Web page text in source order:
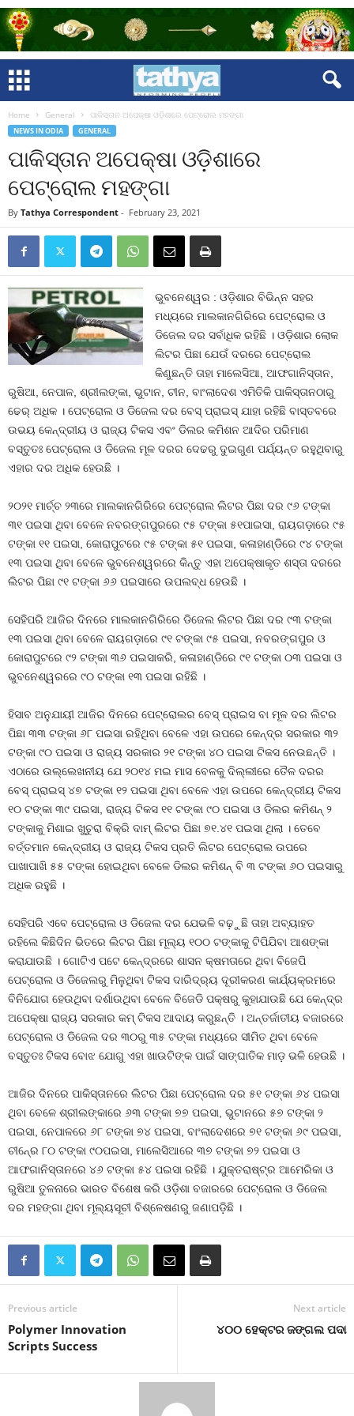
Home General ପାକିସ୍ତାନ ଅପେକ୍ଷା ଓଡ଼ିଶାରେ ପେଟ୍ରୋଲ ମହଙ୍ଗା
NEWS IN ODIA GENERAL
ପାକିସ୍ତାନ ଅପେକ୍ଷା ଓଡ଼ିଶାରେ
ପେଟ୍ରୋଲ ମହଙ୍ଗା
By Tathya Correspondent - February 23, 2021
ଭୁବନେଶ୍ୱର : ଓଡ଼ିଶାର ବିଭିନ୍ନ ସହର
ମଧ୍ୟରେ ମାଲକାନଗିରିରେ ପେଟ୍ରୋଲ ଓ
ଡିଜେଲ ଦର ସର୍ବାଧିକ ରହିଛି । ଓଡ଼ିଶାର ଲୋକ
ଲିଟର ପିଛା ଯେଉଁ ଦରରେ ପେଟ୍ରୋଲ
କିଣୁଛନ୍ତି ତାହା ମାଲେସିଆ, ଆଫଗାନିସ୍ତାନ,
ରୁଷିଆ, ନେପାଳ, ଶ୍ରୀଲଙ୍କା, ଭୁଟାନ, ଚୀନ, ବାଂଲାଦେଶ ଏମିତିକି ପାକିସ୍ତାନଠାରୁ
ଢେର୍‍ ଅଧିକ । ପେଟ୍ରୋଲ ଓ ଡିଜେଲ ଦର ବେସ୍‍ ପ୍ରାଇସ୍‍ ଯାହା ରହିଛି ବାସ୍ତବରେ
ଉଭୟ କେନ୍ଦ୍ରୀୟ ଓ ରାଜ୍ୟ ଟିକସ ଏବଂ ଡିଲର କମିଶନ ଆଦିର ପରିମାଣ
ବସ୍ତୁତଃ ପେଟ୍ରୋଲ ଓ ଡିଜେଲ ମୂଳ ଦରର ଦେଢରୁ ଦୁଇଗୁଣ ପର୍ଯ୍ୟନ୍ତ ରହୁଥିବାରୁ
ଏହାର ଦର ଅଧିକ ହେଉଛି ।
୨୦୨୧ ମାର୍ଚ୍ଚ ୨୩ରେ ମାଲକାନଗିରିରେ ପେଟ୍ରୋଲ ଲିଟର ପିଛା ଦର ୯୬ ଟଙ୍କା
୩୧ ପଇସା ଥିବା ବେଳେ ନବରଙ୍ଗପୁରରେ ୯୫ ଟଙ୍କା ୫୧ପାଇସା, ରାୟଗଡ଼ାରେ ୯୫
ଟଙ୍କା ୧୧ ପଇସା, କୋରାପୁଟରେ ୯୫ ଟଙ୍କା ୫୧ ପଇସା, କଳାହାଣ୍ଡିରେ ୯୪ ଟଙ୍କା
୧୩ ପଇସା ଥିବା ବେଳେ ଭୁବନେଶ୍ୱରରେ କିନ୍ତୁ ଏହା ଅପେକ୍ଷାକୃତ ଶସ୍ତା ଦରରେ
ଲିଟର ପିଛା ୯୧ ଟଙ୍କା ୬୬ ପଇସାରେ ଉପଲବ୍ଧ ହେଉଛି ।
ସେହିପରି ଆଜିର ଦିନରେ ମାଲକାନଗିରିରେ ଡିଜେଲ ଲିଟର ପିଛା ଦର ୯୩ ଟଙ୍କା
୧୩ ପଇସା ଥିବା ବେଳେ ରାୟଗଡ଼ାରେ ୯୧ ଟଙ୍କା ୯୫ ପଇସା, ନବରଙ୍ଗପୁର ଓ
କୋରାପୁଟରେ ୯୨ ଟଙ୍କା ୩୬ ପଇସାକରି, କଳାହାଣ୍ଡିରେ ୯୧ ଟଙ୍କା ୦୩ ପଇସା ଓ
ଭୁବନେଶ୍ୱରରେ ୯୦ ଟଙ୍କା ୧୩ ପଇସା ରହିଛି ।
ହିସାବ ଅନୁଯାୟୀ ଆଜିର ଦିନରେ ପେଟ୍ରୋଲର ବେସ୍‍ ପ୍ରାଇସ ବା ମୂଳ ଦର ଲିଟର
ପିଛା ୩୩ ଟଙ୍କା ୬୮ ପଇସା ରହିଥିବା ବେଳେ ଏହା ଉପରେ କେନ୍ଦ୍ର ସରକାର ୩୨
ଟଙ୍କା ୯୦ ପଇସା ଓ ରାଜ୍ୟ ସରକାର ୨୧ ଟଙ୍କା ୪୦ ପଇସା ଟିକସ ନେଉଛନ୍ତି ।
ଏଠାରେ ଉଲ୍ଲେଖନୀୟ ଯେ ୨୦୧୪ ମଇ ମାସ ବେଳକୁ ଦିଲ୍ଲୀରେ ତୈଳ ଦରର
ବେସ୍‍ ପ୍ରାଇସ୍‍ ୪୭ ଟଙ୍କା ୧୨ ପଇସା ଥିବା ବେଳେ ଏହା ଉପରେ କେନ୍ଦ୍ରୀୟ ଟିକସ
୧୦ ଟଙ୍କା ୩୯ ପଇସା, ରାଜ୍ୟ ଟିକସ ୧୧ ଟଙ୍କା ୯୦ ପଇସା ଓ ଡିଲର କମିଶନ୍‍ ୨
ଟଙ୍କାକୁ ମିଶାଇ ଖୁଚୁରା ବିକ୍ରି ଦାମ୍‍ ଲିଟର ପିଛା ୭୧.୪୧ ପଇସା ଥିଲା । ତେବେ
ବର୍ତ୍ତମାନ କେନ୍ଦ୍ରୀୟ ଓ ରାଜ୍ୟ ଟିକସ ପ୍ରତି ଲିଟର ପେଟ୍ରୋଲ ଉପରେ
ପାଖାପାଖି ୫୫ ଟଙ୍କା ହୋଇଥିବା ବେଳେ ଡିଲର କମିଶନ୍‍ ବି ୩ ଟଙ୍କା ୬୦ ପଇସାରୁ
ଅଧିକ ରହୁଛି ।
ସେହିପରି ଏବେ ପେଟ୍ରୋଲ ଓ ଡିଜେଲ ଦର ଯେଭଳି ବଢ଼ୁଛି ତାହା ଅବ୍ୟାହତ
ରହିଲେ କିଛିଦିନ ଭିତରେ ଲିଟର ପିଛା ମୂଲ୍ୟ ୧୦୦ ଟଙ୍କାକୁ ଟିପିଯିବା ଆଶଙ୍କା
କରାଯାଉଛି । ଗୋଟିଏ ପଟେ କେନ୍ଦ୍ରରେ ଶାସନ କ୍ଷମତାରେ ଥିବା ବିଜେପି
ପେଟ୍ରୋଲ ଓ ଡିଜେଲରୁ ମିଳୁଥିବା ଟିକସ ଦାରିଦ୍ର‌୍ୟ ଦୂରୀକରଣ କାର୍ଯ୍ୟକ୍ରମରେ
ବିନିଯୋଗ ହେଉଥିବା ଦର୍ଶାଉଥିବା ବେଳେ ବିଜେଡି ପକ୍ଷରୁ କୁହାଯାଉଛି ଯେ କେନ୍ଦ୍ର
ଅପେକ୍ଷା ରାଜ୍ୟ ସରକାର କମ୍‍ ଟିକସ ଆଦାୟ କରୁଛନ୍ତି । ଅନ୍ତର୍ଜାତୀୟ ବଜାରରେ
ପେଟ୍ରୋଲ ଓ ଡିଜେଲ ଦର ୩୦ରୁ ୩୫ ଟଙ୍କା ମଧ୍ୟରେ ସୀମିତ ଥିବା ବେଳେ
ବସ୍ତୁତଃ ଟିକସ ବୋଝ ଯୋଗୁ ଏହା ଖାଉଟିଙ୍କ ପାଇଁ ସାଙ୍ଘାତିକ ମାଡ଼ ଭଳି ହେଉଛି ।
ଆଜିର ଦିନରେ ପାକିସ୍ତାନରେ ଲିଟର ପିଛା ପେଟ୍ରୋଲ ଦର ୫୧ ଟଙ୍କା ୬୪ ପଇସା
ଥିବା ବେଳେ ଶ୍ରୀଲଙ୍କାରେ ୬୩ ଟଙ୍କା ୭୭ ପଇସା, ଭୁଟାନରେ ୫୭ ଟଙ୍କା ୨
ପଇସା, ନେପାଳରେ ୬୮ ଟଙ୍କା ୭୪ ପଇସା, ବାଂଲାଦେଶରେ ୭୧ ଟଙ୍କା ୬୯ ପଇସା,
ଚୀନ୍‍ରେ ୮୦ ଟଙ୍କା ୯୦ପଇସା, ମାଲେସିଆରେ ୩୭ ଟଙ୍କା ୭୨ ପଇସା ଓ
ଆଫଗାନିସ୍ତାନରେ ୪୬ ଟଙ୍କା ୫୪ ପଇସା ରହିଛି । ଯୁକ୍ତରାଷ୍ଟ୍ର ଆମେରିକା ଓ
ରୁଷିଆ ତୁଳନାରେ ଭାରତ ବିଶେଷ କରି ଓଡ଼ିଶା ବଜାରରେ ପେଟ୍ରୋଲ ଓ ଡିଜେଲ
ଦର ମହଙ୍ଗା ଥିବା ମୂଲ୍ୟସୂଚୀ ବିଶ୍ଳେଷଣରୁ ଜଣାପଡ଼ିଛି ।
Previous article
Polymer Innovation
Scripts Success
Next article
୪୦୦ ହେକ୍ଟର ଜଙ୍ଗଲ ପଦା